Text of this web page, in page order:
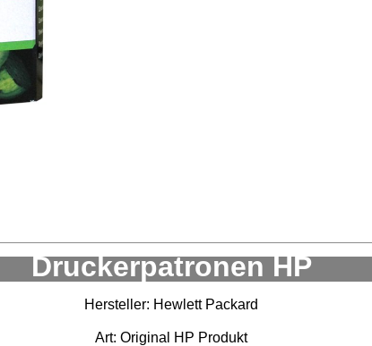
Druckerpatronen HP
Hersteller: Hewlett Packard
Art: Original HP Produkt